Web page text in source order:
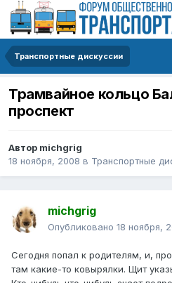
Транспортные дискуссии
Трамвайное кольцо
проспект
Автор michgrig
18 ноября, 2008 в Транспортные
michgrig
Опубликовано 18 ноября,
Сегодня попал к родителям, и,
там какие-то ковырялки. Щит